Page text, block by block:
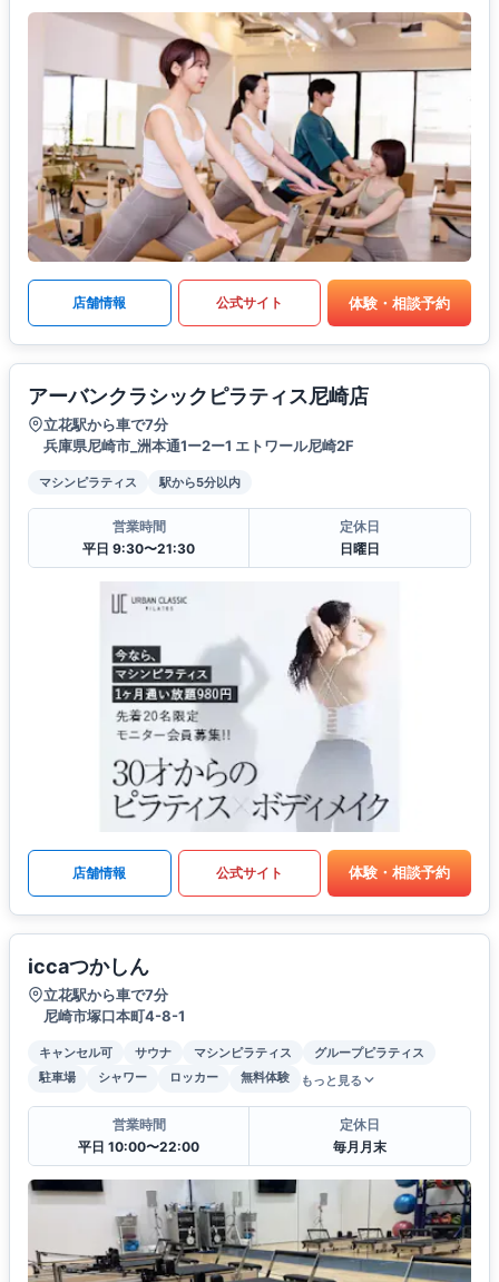
店舗情報 公式サイト 体験・相談予約
アーバンクラシックピラティス尼崎店
立花駅から車で7分
兵庫県尼崎市_洲本通1ー2ー1 エトワール尼崎2F
マシンピラティス 駅から5分以内
営業時間
平日 9:30〜21:30
定休日
日曜日
店舗情報 公式サイト 体験・相談予約
iccaつかしん
立花駅から車で7分
尼崎市塚口本町4-8-1
キャンセル可 サウナ マシンピラティス
グループピラティス
駐車場
シャワー ロッカー 無料体験 もっと見る
営業時間
平日 10:00〜22:00
定休日
毎月月末